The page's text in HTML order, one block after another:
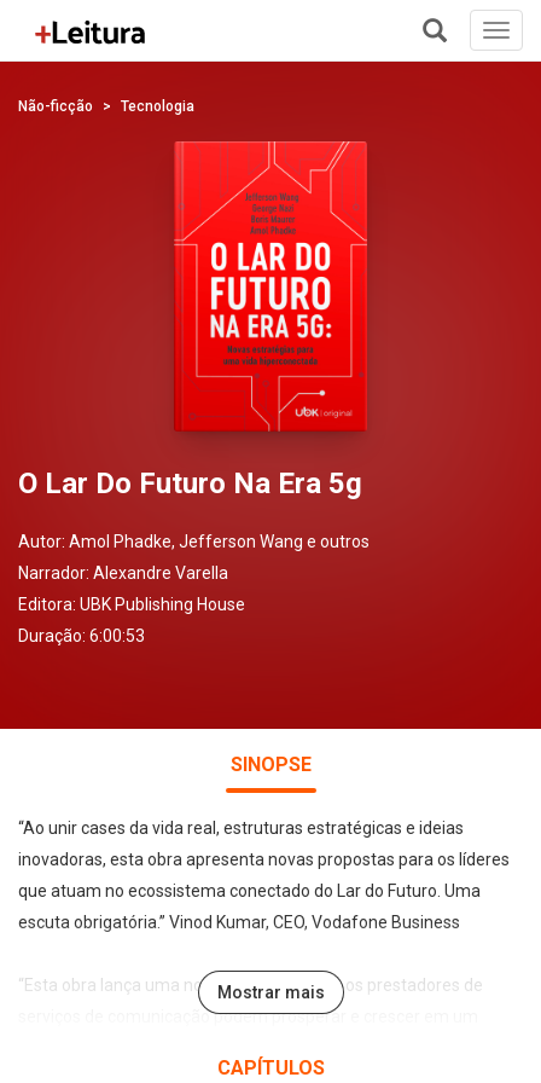
Não-ficção Tecnologia
O Lar Do Futuro Na Era 5g
Autor: Amol Phadke, Jefferson Wang e outros
Narrador: Alexandre Varella
Editora: UBK Publishing House
Duração: 6:00:53
SINOPSE
“Ao unir cases da vida real, estruturas estratégicas e ideias
inovadoras, esta obra apresenta novas propostas para os líderes
que atuam no ecossistema conectado do Lar do Futuro. Uma
escuta obrigatória.” Vinod Kumar, CEO, Vodafone Business
“Esta obra lança uma nova luz sobre como os prestadores de
serviços de comunicação podem prosperar e crescer em um
Mostrar mais
CAPÍTULOS